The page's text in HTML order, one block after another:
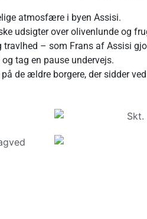
atmosfære i byen Assisi.
udsigter over olivenlunde og
– som Frans af Assisi
tag en pause undervejs.
de ældre borgere, der sidder